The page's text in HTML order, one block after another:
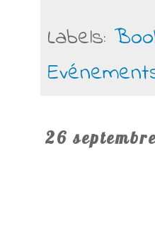
Labels:
26